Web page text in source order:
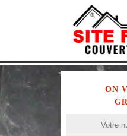
ON